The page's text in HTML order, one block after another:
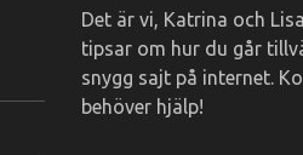
Det är vi, Katrina och
tipsar om hur du går
snygg sajt på internet.
behöver hjälp!